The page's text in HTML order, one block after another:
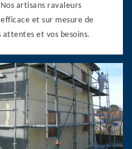
artisans ravaleurs
et sur mesure de
et vos besoins.